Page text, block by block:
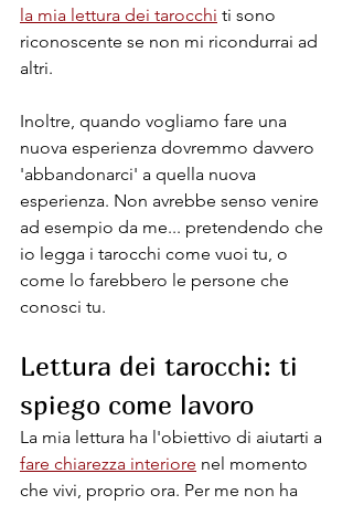
la mia lettura dei tarocchi ti sono
riconoscente se non mi ricondurrai ad
altri.
Inoltre, quando vogliamo fare una
nuova esperienza dovremmo davvero
'abbandonarci' a quella nuova
esperienza. Non avrebbe senso venire
ad esempio da me... pretendendo che
io legga i tarocchi come vuoi tu, o
come lo farebbero le persone che
conosci tu.
Lettura dei tarocchi: ti
spiego come lavoro
La mia lettura ha l'obiettivo di aiutarti a
fare chiarezza interiore nel momento
che vivi, proprio ora. Per me non ha